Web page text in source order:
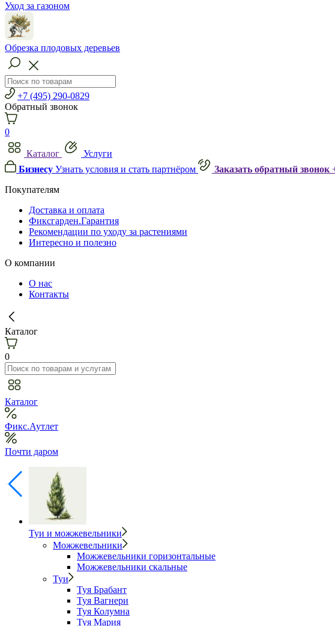
Уход за газоном
Обрезка плодовых деревьев
+7 (495) 290-0829
Обратный звонок
0
Каталог
Услуги
Бизнесу Узнать условия и стать партнёром Заказать обратный звонок
Покупателям
Доставка и оплата
Фиксгарден.Гарантия
Рекомендации по уходу за растениями
Интересно и полезно
О компании
О нас
Контакты
Каталог
0
Каталог
Фикс.Аутлет
Почти даром
Туи и можжевельники
Можжевельники
Можжевельники горизонтальные
Можжевельники скальные
Туи
Туя Брабант
Туя Вагнери
Туя Колумна
Туя Мария